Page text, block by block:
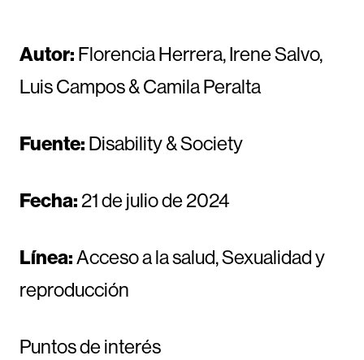
Autor: Florencia Herrera, Irene Salvo,
Luis Campos & Camila Peralta
Fuente: Disability & Society
Fecha: 21 de julio de 2024
Línea:Acceso a la salud, Sexualidad y
reproducción
Puntos de interés